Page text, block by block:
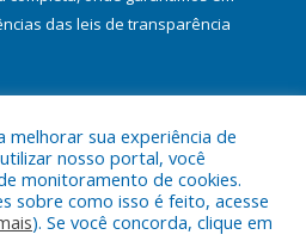
das leis de transparência
a Prefeitura Municipal de Baião.
melhorar sua experiência de
nosso portal, você
monitoramento de cookies.
sobre como isso é feito, acesse
). Se você concorda, clique em